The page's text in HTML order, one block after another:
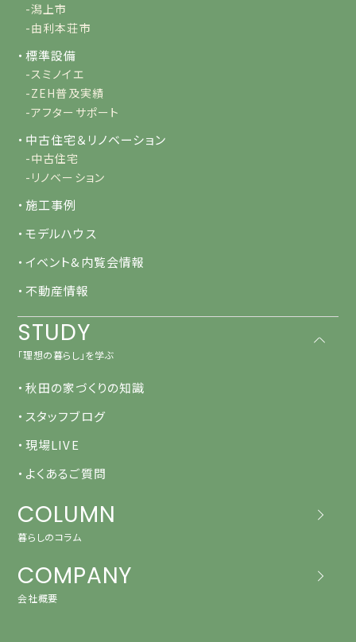
-潟上市
-由利本荘市
・標準設備
-スミノイエ
-ZEH普及実績
-アフターサポート
・中古住宅＆リノベーション
-中古住宅
-リノベーション
・施工事例
・モデルハウス
・イベント&内覧会情報
・不動産情報
STUDY
「理想の暮らし」を学ぶ
・秋田の家づくりの知識
・スタッフブログ
・現場LIVE
・よくあるご質問
COLUMN
暮らしのコラム
COMPANY
会社概要